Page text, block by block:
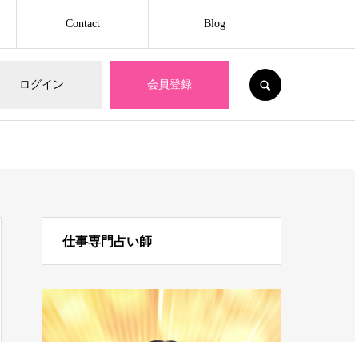
ログイン 会員登録
Contact Blog
仕事専門占い師